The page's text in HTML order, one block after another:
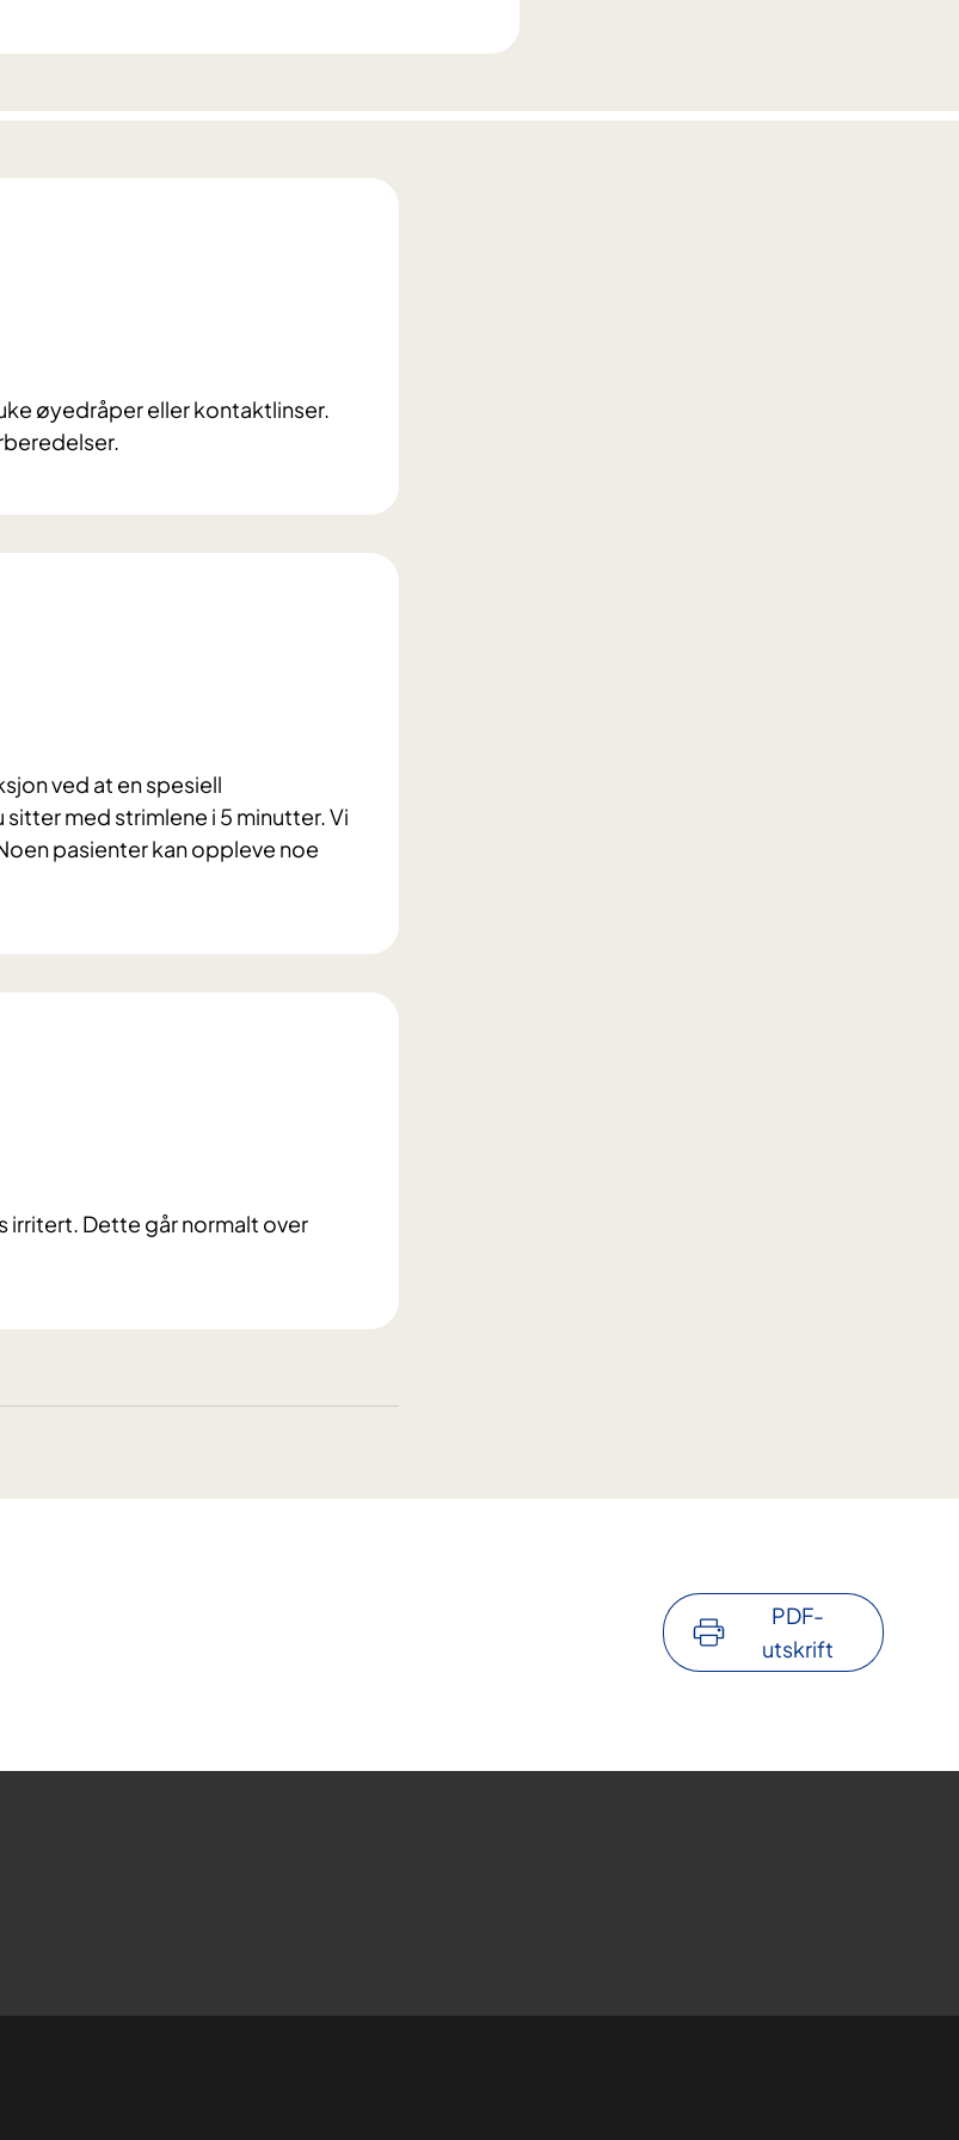
øyedråper eller kontaktlinser.
ved at en spesiell
med strimlene i 5 minutter. Vi
pasienter kan oppleve noe
irritert. Dette går normalt over
PDF-
utskrift